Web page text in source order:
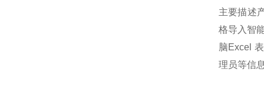
主要描述
格导入智
脑Excel
理员等信